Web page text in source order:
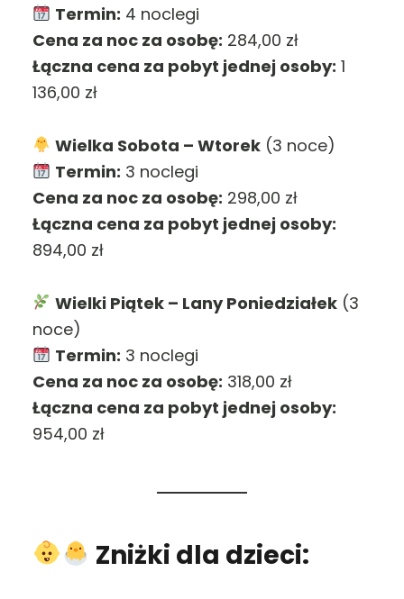
Termin: 4 noclegi
Cena za noc za osobę: 284,00 zł
Łączna cena za pobyt jednej osoby: 1
136,00 zł
Wielka Sobota – Wtorek (3 noce)
Termin: 3 noclegi
Cena za noc za osobę: 298,00 zł
Łączna cena za pobyt jednej osoby:
894,00 zł
Wielki Piątek – Lany Poniedziałek (3
noce)
Termin: 3 noclegi
Cena za noc za osobę: 318,00 zł
Łączna cena za pobyt jednej osoby:
954,00 zł
Zniżki dla dzieci: